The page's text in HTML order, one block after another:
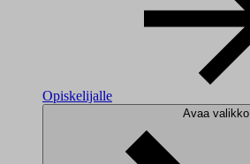
Opiskelijalle
Avaa valikko